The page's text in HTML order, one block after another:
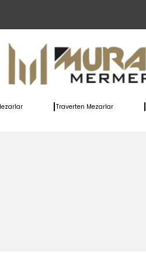
Traverten Mezarlar